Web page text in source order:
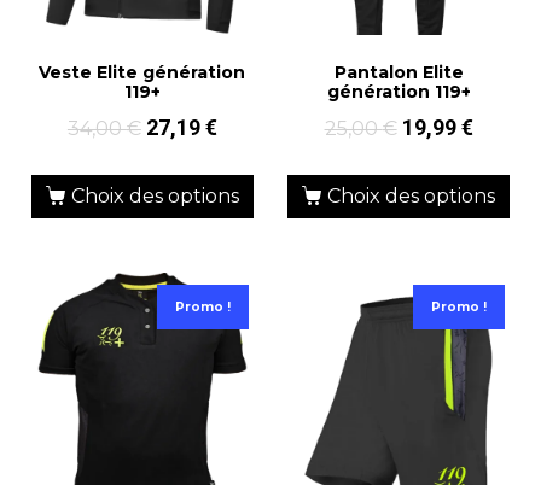
Veste Elite génération
119+
34,00€ 27,19€
Choix des options
Pantalon Elite
génération 119+
25,00€ 19,99€
Choix des options
Promo ! Promo !